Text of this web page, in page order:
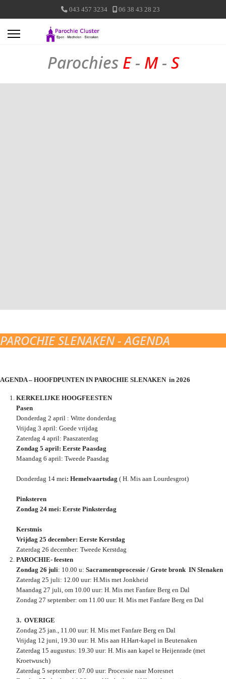
043 457 3234 06 38 43 28 23
Parochies E- M- S
PAROCHIE SLENAKEN - AGENDA
AGENDA – HOOFDPUNTEN IN PAROCHIE SLENAKEN in 2026
KERKELIJKE HOOGFEESTEN
Pasen
Donderdag 2 april : Witte donderdag
Vrijdag 3 april: Goede vrijdag
Zaterdag 4 april: Paaszaterdag
Zondag 5 april: Eerste Paasdag
Maandag 6 april: Tweede Paasdag
Donderdag 14 mei: Hemelvaartsdag ( H. Mis aan Lourdesgrot)
Pinksteren
Zondag 24 mei: Eerste Pinksterdag
Kerstmis
Vrijdag 25 december: Eerste Kerstdag
Zaterdag 26 december: Tweede Kerstdag
PAROCHIE- feesten
Zondag 26 juli: 10.00 u: Sacramentsprocessie / Grote bronk IN Slenaken
Zaterdag 25 juli: 12.00 uur: H.Mis met Jonkheid
Maandag 27 juli, om 10.00 uur: H. Mis met Fanfare Berg en Dal
Zondag 27 september: om 11.00 uur: H. Mis met Fanfare Berg en Dal
3. OVERIGE
Zondag 25 jan., 11.00 uur: H. Mis met Fanfare Berg en Dal
Vrijdag 12 juni, 19.30 uur: H. Mis aan H.Hart-kapel in Beutenaken
Zaterdag 15 augustus: 19.30 uur: H. Mis aan kapel te Heijenrade (met
Kroetwusch)
Zaterdag 5 september: 07.00 uur: Processie naar Moresnet